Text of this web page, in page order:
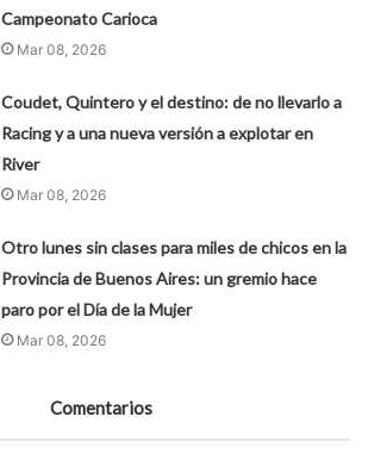
Campeonato Carioca
Mar 08, 2026
Coudet, Quintero y el destino: de no llevarlo a
Racing y a una nueva versión a explotar en
River
Mar 08, 2026
Otro lunes sin clases para miles de chicos en la
Provincia de Buenos Aires: un gremio hace
paro por el Día de la Mujer
Mar 08, 2026
Comentarios